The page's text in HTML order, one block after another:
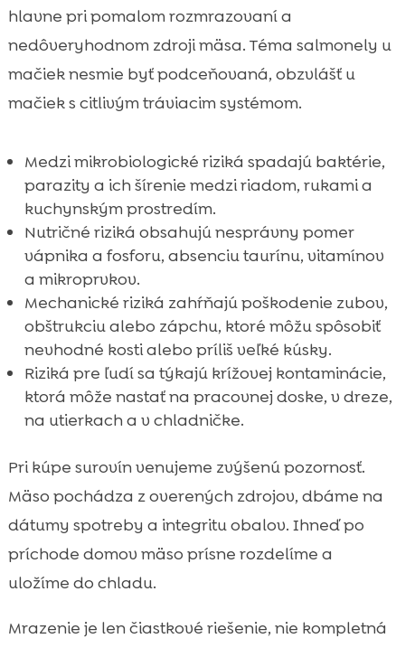
hlavne pri pomalom rozmrazovaní a
nedôveryhodnom zdroji mäsa. Téma salmonely u
mačiek nesmie byť podceňovaná, obzvlášť u
mačiek s citlivým tráviacim systémom.
Medzi mikrobiologické riziká spadajú baktérie,
parazity a ich šírenie medzi riadom, rukami a
kuchynským prostredím.
Nutričné riziká obsahujú nesprávny pomer
vápnika a fosforu, absenciu taurínu, vitamínov
a mikroprvkov.
Mechanické riziká zahŕňajú poškodenie zubov,
obštrukciu alebo zápchu, ktoré môžu spôsobiť
nevhodné kosti alebo príliš veľké kúsky.
Riziká pre ľudí sa týkajú krížovej kontaminácie,
ktorá môže nastať na pracovnej doske, v dreze,
na utierkach a v chladničke.
Pri kúpe surovín venujeme zvýšenú pozornosť.
Mäso pochádza z overených zdrojov, dbáme na
dátumy spotreby a integritu obalov. Ihneď po
príchode domov mäso prísne rozdelíme a
uložíme do chladu.
Mrazenie je len čiastkové riešenie, nie kompletná